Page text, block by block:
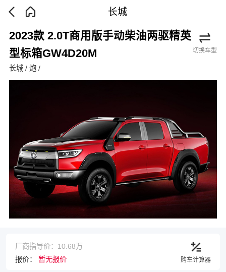
长城
2023款 2.0T商用版手动柴油两驱精英
型标箱GW4D20M
长城 / 炮 /
切换车型
厂商指导价：10.68万
报价： 暂无报价 购车计算器